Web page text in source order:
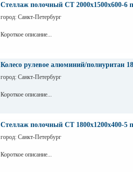
Стеллаж полочный СТ 2000х1500х600-6
город: Санкт-Петербург
Короткое описание...
Колесо рулевое алюминий/полиуритан
город: Санкт-Петербург
Короткое описание...
Стеллаж полочный СТ 1800х1200х400-5
город: Санкт-Петербург
Короткое описание...